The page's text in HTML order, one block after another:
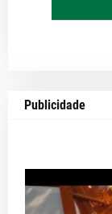
Publicidade